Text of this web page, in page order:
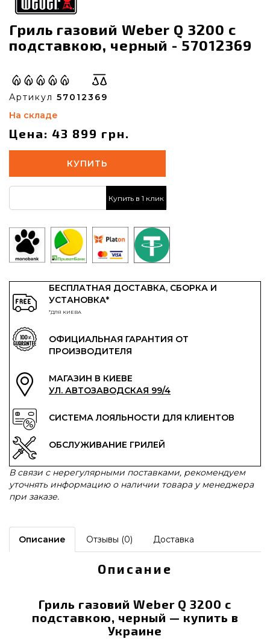
Гриль газовий Weber Q 3200 с
подставкою, черный - 57012369
Артикул 57012369
На складе
Цена: 43 899 грн.
КУПИТЬ
Купить в 1 клик
БЕСПЛАТНАЯ ДОСТАВКА, СБОРКА И
УСТАНОВКА*
*ДЛЯ КИЕВА
ОФИЦИАЛЬНАЯ ГАРАНТИЯ ОТ
ПРОИЗВОДИТЕЛЯ
МАГАЗИН В КИЕВЕ
УЛ. АВТОЗАВОДСКАЯ 99/4
СИСТЕМА ЛОЯЛЬНОСТИ ДЛЯ КЛИЕНТОВ
ОБСЛУЖИВАНИЕ ГРИЛЕЙ
В связи с нерегулярными поставками, рекомендуем
уточнять информацию о наличии товара у менеджера
при заказе.
Описание Отзывы (0) Доставка
Описание
Гриль газовий Weber Q 3200 с
подставкою, черный — купить в
Украине